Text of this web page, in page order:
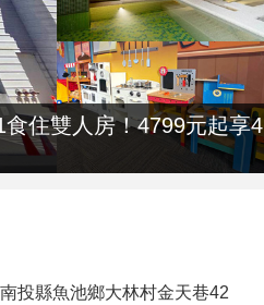
住雙人房！4799元起享4
投縣魚池鄉大林村金天巷42